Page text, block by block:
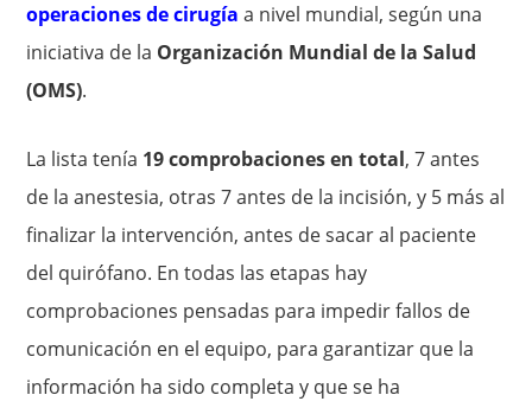
operaciones de cirugía a nivel mundial, según una
iniciativa de la Organización Mundial de la Salud
(OMS).
La lista tenía 19 comprobaciones en total, 7 antes
de la anestesia, otras 7 antes de la incisión, y 5 más al
finalizar la intervención, antes de sacar al paciente
del quirófano. En todas las etapas hay
comprobaciones pensadas para impedir fallos de
comunicación en el equipo, para garantizar que la
información ha sido completa y que se ha